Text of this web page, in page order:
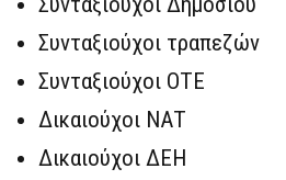
Συνταξιούχοι τραπεζών
Συνταξιούχοι ΟΤΕ
Δικαιούχοι ΝΑΤ
Δικαιούχοι ΔΕΗ